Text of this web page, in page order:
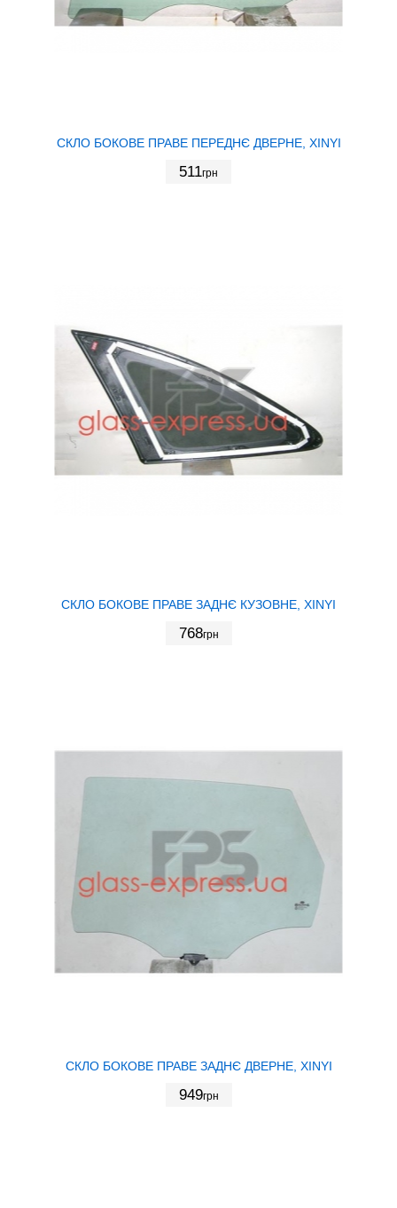
СКЛО БОКОВЕ ПРАВЕ ПЕРЕДНЄ ДВЕРНЕ, XINYI
511грн
СКЛО БОКОВЕ ПРАВЕ ЗАДНЄ КУЗОВНЕ, XINYI
768грн
СКЛО БОКОВЕ ПРАВЕ ЗАДНЄ ДВЕРНЕ, XINYI
949грн